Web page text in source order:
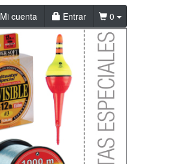
Mi cuenta Entrar 0